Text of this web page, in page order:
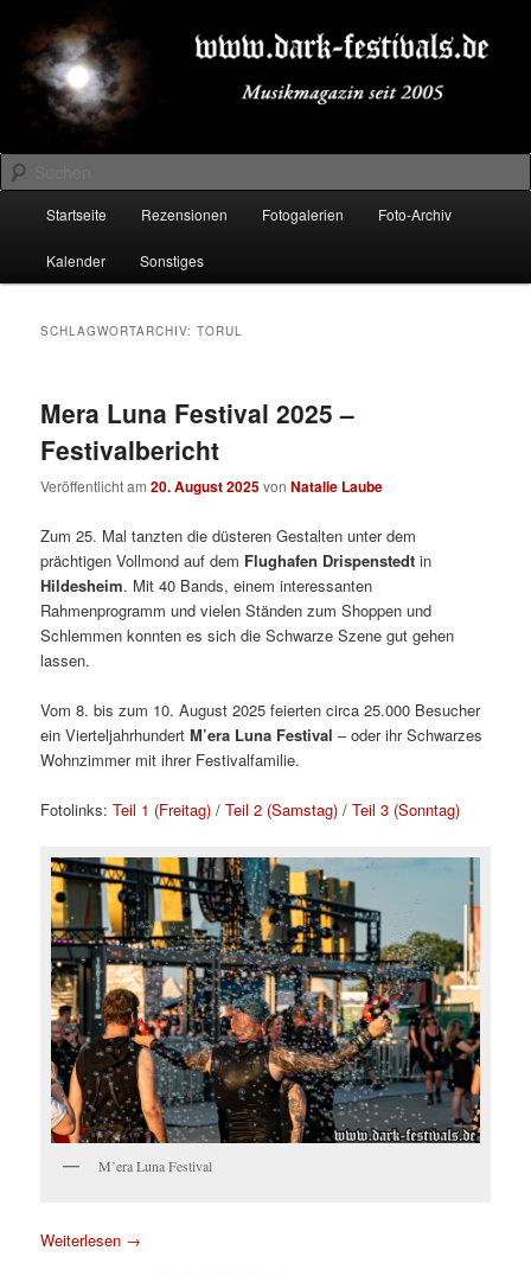
primären
Inhalt
springen
sekundären
Inhalt
springenDARK-FESTIVALS.DE
Suchen
Startseite Rezensionen Fotogalerien Foto-Archiv
Kalender Sonstiges
SCHLAGWORTARCHIV:TORUL
Mera Luna Festival 2025 –
Festivalbericht
Veröffentlicht am20. August 2025vonNatalie Laube
Zum 25. Mal tanzten die düsteren Gestalten unter dem
prächtigen Vollmond auf dem Flughafen Drispenstedt in
Hildesheim. Mit 40 Bands, einem interessanten
Rahmenprogramm und vielen Ständen zum Shoppen und
Schlemmen konnten es sich die Schwarze Szene gut gehen
lassen.
Vom 8. bis zum 10. August 2025 feierten circa 25.000 Besucher
ein VierteljahrhundertM’era Luna Festival – oder ihr Schwarzes
Wohnzimmer mit ihrer Festivalfamilie.
Fotolinks:Teil 1 (Freitag) /Teil 2 (Samstag) /Teil 3 (Sonntag)
M’era Luna Festival
Weiterlesen →